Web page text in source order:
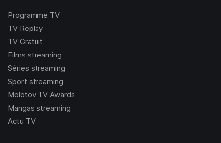
Programme TV
TV Replay
TV Gratuit
Films streaming
Séries streaming
Sport streaming
Molotov TV Awards
Mangas streaming
Actu TV